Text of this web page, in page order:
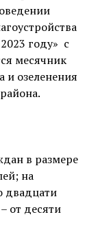
году» с
месячник
и озеленения
в размере
на
двадцати
от десяти